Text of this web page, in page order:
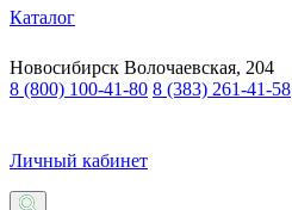
Каталог
Новосибирск Волочаевская, 204
8 (800) 100-41-80 8 (383) 261-41-58
Личный кабинет